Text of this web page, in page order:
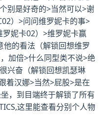
别是好奇的>当然可以>谢
）>问问维罗妮卡的事>
罗妮卡02）>维罗妮卡赢
他的看法（解锁回想维罗
加倍>什么同型类不说>绝
兴奋（解锁回想凯瑟琳
着汉娜>当然>屁股>是在
，到目端终于解锁了所有
这里能查看分别个人物